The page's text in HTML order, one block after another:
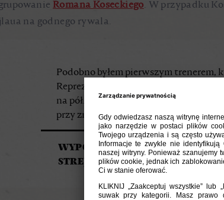
Romana Koseckiego. W przypadku
na godnego rywala.
Podobno byłem pierwszym trenerem,
Reprezentacja miała polecieć na
na pół. Nie zgodziłem się także na to.
przy zmianie trenera! A Kosecki był
WYPOWIEDŹ ANDRZEJA
STREJLAUA „ON, STREJLAU”,